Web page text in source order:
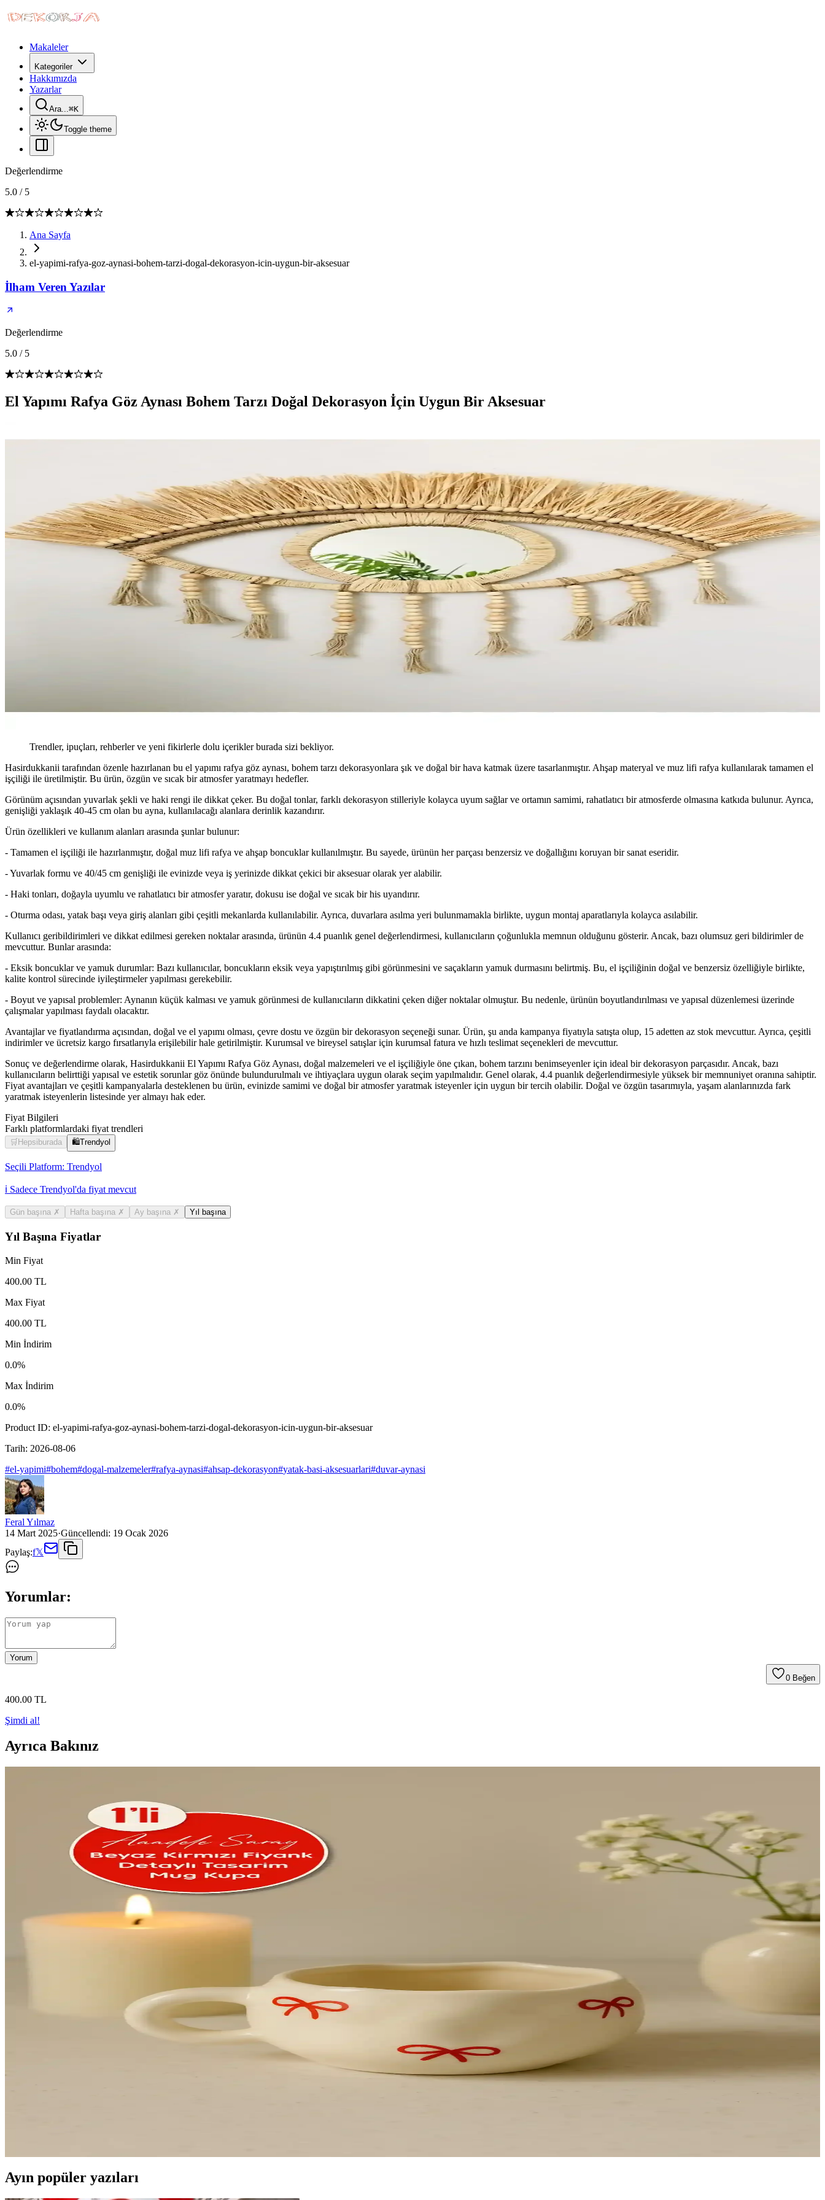
Makaleler
Kategoriler
Hakkımızda
Yazarlar
Ara...⌘K
Toggle theme
Değerlendirme
5.0 / 5
Ana Sayfa
el-yapimi-rafya-goz-aynasi-bohem-tarzi-dogal-dekorasyon-icin-uygun-bir-aksesuar
İlham Veren Yazılar
Değerlendirme
5.0 / 5
El Yapımı Rafya Göz Aynası Bohem Tarzı Doğal Dekorasyon İçin Uygun Bir Aksesuar
Trendler, ipuçları, rehberler ve yeni fikirlerle dolu içerikler burada sizi bekliyor.
Hasirdukkanii tarafından özenle hazırlanan bu el yapımı rafya göz aynası, bohem tarzı dekorasyonlara şık ve doğal bir hava katmak üzere tasarlanmıştır. Ahşap materyal ve muz lifi rafya kullanılarak tamamen el
işçiliği ile üretilmiştir. Bu ürün, özgün ve sıcak bir atmosfer yaratmayı hedefler.
Görünüm açısından yuvarlak şekli ve haki rengi ile dikkat çeker. Bu doğal tonlar, farklı dekorasyon stilleriyle kolayca uyum sağlar ve ortamın samimi, rahatlatıcı bir atmosferde olmasına katkıda bulunur. Ayrıca,
genişliği yaklaşık 40-45 cm olan bu ayna, kullanılacağı alanlara derinlik kazandırır.
Ürün özellikleri ve kullanım alanları arasında şunlar bulunur:
- Tamamen el işçiliği ile hazırlanmıştır, doğal muz lifi rafya ve ahşap boncuklar kullanılmıştır. Bu sayede, ürünün her parçası benzersiz ve doğallığını koruyan bir sanat eseridir.
- Yuvarlak formu ve 40/45 cm genişliği ile evinizde veya iş yerinizde dikkat çekici bir aksesuar olarak yer alabilir.
- Haki tonları, doğayla uyumlu ve rahatlatıcı bir atmosfer yaratır, dokusu ise doğal ve sıcak bir his uyandırır.
- Oturma odası, yatak başı veya giriş alanları gibi çeşitli mekanlarda kullanılabilir. Ayrıca, duvarlara asılma yeri bulunmamakla birlikte, uygun montaj aparatlarıyla kolayca asılabilir.
Kullanıcı geribildirimleri ve dikkat edilmesi gereken noktalar arasında, ürünün 4.4 puanlık genel değerlendirmesi, kullanıcıların çoğunlukla memnun olduğunu gösterir. Ancak, bazı olumsuz geri bildirimler de
mevcuttur. Bunlar arasında:
- Eksik boncuklar ve yamuk durumlar: Bazı kullanıcılar, boncukların eksik veya yapıştırılmış gibi görünmesini ve saçakların yamuk durmasını belirtmiş. Bu, el işçiliğinin doğal ve benzersiz özelliğiyle birlikte,
kalite kontrol sürecinde iyileştirmeler yapılması gerekebilir.
- Boyut ve yapısal problemler: Aynanın küçük kalması ve yamuk görünmesi de kullanıcıların dikkatini çeken diğer noktalar olmuştur. Bu nedenle, ürünün boyutlandırılması ve yapısal düzenlemesi üzerinde
çalışmalar yapılması faydalı olacaktır.
Avantajlar ve fiyatlandırma açısından, doğal ve el yapımı olması, çevre dostu ve özgün bir dekorasyon seçeneği sunar. Ürün, şu anda kampanya fiyatıyla satışta olup, 15 adetten az stok mevcuttur. Ayrıca, çeşitli
indirimler ve ücretsiz kargo fırsatlarıyla erişilebilir hale getirilmiştir. Kurumsal ve bireysel satışlar için kurumsal fatura ve hızlı teslimat seçenekleri de mevcuttur.
Sonuç ve değerlendirme olarak, Hasirdukkanii El Yapımı Rafya Göz Aynası, doğal malzemeleri ve el işçiliğiyle öne çıkan, bohem tarzını benimseyenler için ideal bir dekorasyon parçasıdır. Ancak, bazı
kullanıcıların belirttiği yapısal ve estetik sorunlar göz önünde bulundurulmalı ve ihtiyaçlara uygun olarak seçim yapılmalıdır. Genel olarak, 4.4 puanlık değerlendirmesiyle yüksek bir memnuniyet oranına sahiptir.
Fiyat avantajları ve çeşitli kampanyalarla desteklenen bu ürün, evinizde samimi ve doğal bir atmosfer yaratmak isteyenler için uygun bir tercih olabilir. Doğal ve özgün tasarımıyla, yaşam alanlarınızda fark
yaratmak isteyenlerin listesinde yer almayı hak eder.
Fiyat Bilgileri
Farklı platformlardaki fiyat trendleri
🛒 Hepsiburada 🛍️Trendyol
Seçili Platform: Trendyol
ℹ️ Sadece Trendyol'da fiyat mevcut
Gün başına ✗ Hafta başına ✗ Ay başına ✗ Yıl başına
Yıl Başına Fiyatlar
Min Fiyat
400.00 TL
Max Fiyat
400.00 TL
Min İndirim
0.0%
Max İndirim
0.0%
Product ID: el-yapimi-rafya-goz-aynasi-bohem-tarzi-dogal-dekorasyon-icin-uygun-bir-aksesuar
Tarih: 2026-08-06
#el-yapimi#bohem#dogal-malzemeler#rafya-aynasi#ahsap-dekorasyon#yatak-basi-aksesuarlari#duvar-aynasi
Feral Yılmaz
14 Mart 2025·Güncellendi: 19 Ocak 2026
Paylaş:f𝕏
Yorumlar:
Yorum
0 Beğen
400.00 TL
Şimdi al!
Ayrıca Bakınız
WC iPod aynası, el yapımı ve özel üretim tasarımıyla dikkat çekiyor. Yüksek kargo ücretleri ve sınırlı stok nedeniyle orijinal ürün erişimi zorlaşırken, replikalar alternatif oluşturuyor.
ColorTouch Ajanda ve LiyaCraft Vintage Sticker Setleri Karşılaştırması
ColorTouch ve LiyaCraft sticker setleri, farklı tasarım ve kullanım özellikleriyle ajanda ve projelerinize kişisel dokunuşlar katıyor. Hangi ürün sizin ihtiyaçlarınıza uygun? İşte detaylar.
Ahşap Dekoratif Tepsi: Doğal Şıklık ve Fonksiyonellik Bir Arada
Doğal ahşap tepsiler, estetik ve fonksiyonel kullanım sağlar, ev dekorasyonuna sıcaklık katar, farklı modeller ve tasarımlarla kişiselleştirilebilir.
Bimotif Kardan Adam ve Emtory Home Makrome Melek Süsü Karşılaştırması
Bohem Tarzında Doğal Malzemeli Üç Parçalı Duvar Süsü Dekorasyonu
El yapımı hasır malzeme ve aynalı tasarımıyla bohem tarzını yansıtan duvar süsü, doğal ve şık görünüm sağlar, mekanlara ferahlık ve sıcaklık katarken, fonksiyonel özellikleriyle dikkat çeker.
Modern Dalga Desenli El Yapımı Beton Kase Estetik ve İşlevselliğin Buluşması
El yapımı beton kase, dayanıklı malzemesi ve modern dalga deseniyle ev dekorasyonuna şıklık katıyor. Çok yönlü kullanımıyla fonksiyonel ve estetik bir seçenek sunar.
El Yapımı Seramik Kupa Yılbaşı Temasıyla Zarif ve Dayanıklı Tasarım
Ayın popüler yazıları